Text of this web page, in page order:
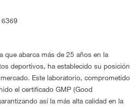
6369
que abarca más de 25 años en la
deportivos, ha establecido su posición
Este laboratorio, comprometido
el certificado GMP (Good
así la más alta calidad en la